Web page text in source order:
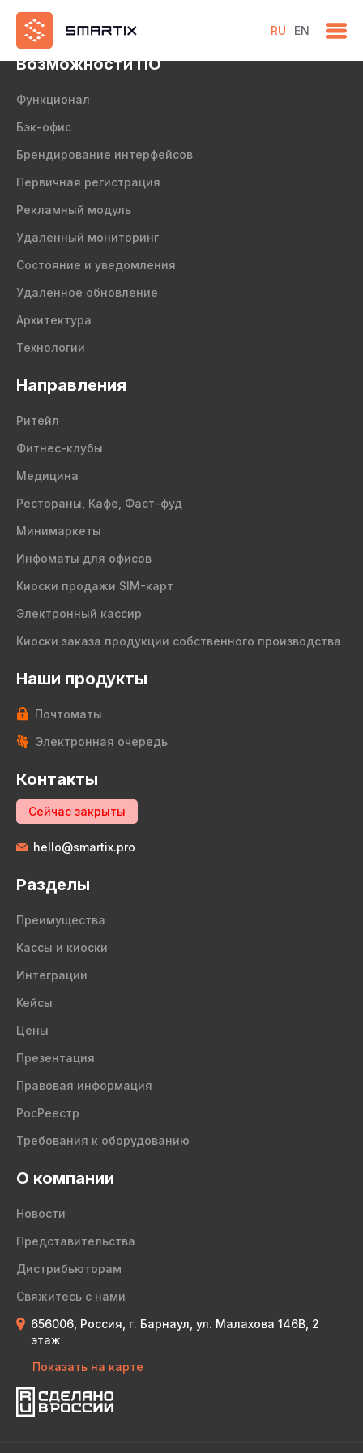
RU EN
test
Возможности ПО
Функционал
Бэк-офис
Брендирование интерфейсов
Первичная регистрация
Рекламный модуль
Удаленный мониторинг
Состояние и уведомления
Удаленное обновление
Архитектура
Технологии
Направления
Ритейл
Фитнес-клубы
Медицина
Рестораны, Кафе, Фаст-фуд
Минимаркеты
Инфоматы для офисов
Киоски продажи SIM-карт
Электронный кассир
Киоски заказа продукции собственного производства
Наши продукты
Почтоматы
Электронная очередь
Контакты
Сейчас закрыты
hello@smartix.pro
Разделы
Преимущества
Кассы и киоски
Интеграции
Кейсы
Цены
Презентация
Правовая информация
РосРеестр
Требования к оборудованию
О компании
Новости
Представительства
Дистрибьюторам
Свяжитесь с нами
656006, Россия, г. Барнаул, ул. Малахова 146В, 2
этаж
Показать на карте